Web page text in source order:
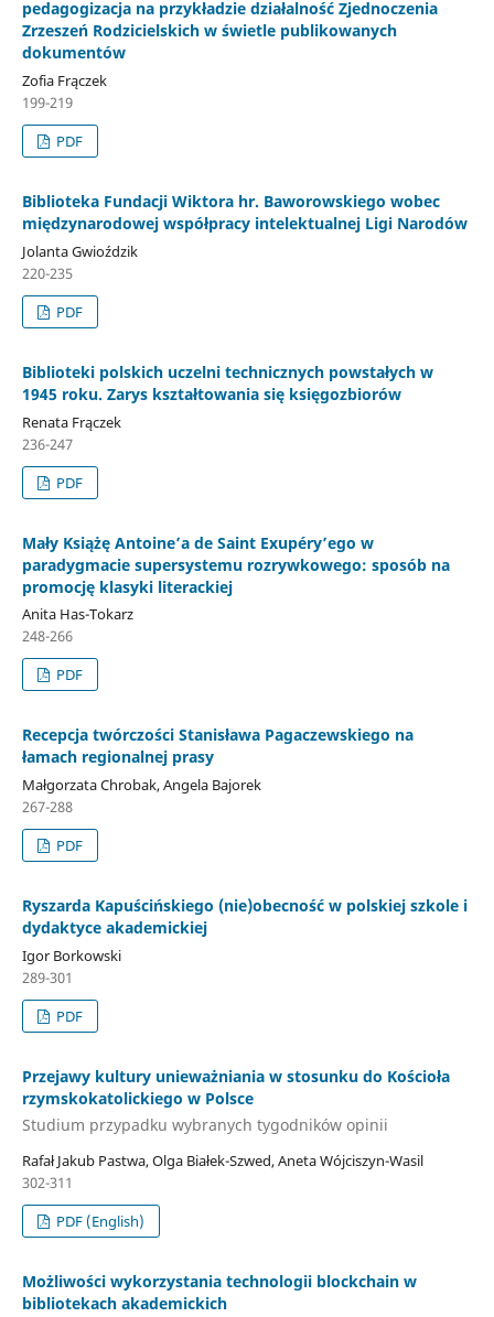
pedagogizacja na przykładzie działalność Zjednoczenia
Zrzeszeń Rodzicielskich w świetle publikowanych
dokumentów
Zofia Frączek
199-219
PDF
Biblioteka Fundacji Wiktora hr. Baworowskiego wobec
międzynarodowej współpracy intelektualnej Ligi Narodów
Jolanta Gwioździk
220-235
PDF
Biblioteki polskich uczelni technicznych powstałych w
1945 roku. Zarys kształtowania się księgozbiorów
Renata Frączek
236-247
PDF
Mały Książę Antoine’a de Saint Exupéry’ego w
paradygmacie supersystemu rozrywkowego: sposób na
promocję klasyki literackiej
Anita Has-Tokarz
248-266
PDF
Recepcja twórczości Stanisława Pagaczewskiego na
łamach regionalnej prasy
Małgorzata Chrobak, Angela Bajorek
267-288
PDF
Ryszarda Kapuścińskiego (nie)obecność w polskiej szkole i
dydaktyce akademickiej
Igor Borkowski
289-301
PDF
Przejawy kultury unieważniania w stosunku do Kościoła
rzymskokatolickiego w Polsce
Studium przypadku wybranych tygodników opinii
Rafał Jakub Pastwa, Olga Białek-Szwed, Aneta Wójciszyn-Wasil
302-311
PDF (English)
Możliwości wykorzystania technologii blockchain w
bibliotekach akademickich